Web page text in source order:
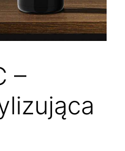
–